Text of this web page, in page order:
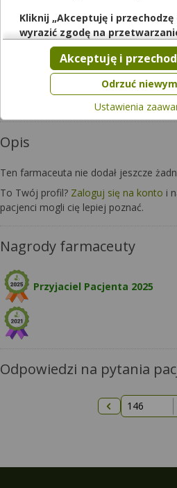
Czy chcesz wysłać
w której pracuje ten
Zapytaj
Opis
Ten farmaceuta nie dodał jeszcze
To Twój profil? Zaloguj się na konto i
pacjenci mogli cię lepiej poznać.
Nagrody farmaceuty
Przyjaciel Pacjenta 2025
Odpowiedzi na pytania
Poprzednia
Kliknij „Akceptuję i przechodzę
wyrazić zgodę na
partnerów Twoich danych w
Pamiętaj, że wyrażenie zgody
zgodę możesz w każdej chwili
zgodę na przetwarzanie Twoich
celach. Jeżeli chcesz dowiedzieć
dokonać za pomocą „Ustawień
zewnętrznych w naszym serwisie
Serwisu.
Odrzuć
Akceptuję i
Ustawienia